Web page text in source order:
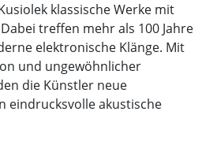
klassische Werke mit
treffen mehr als 100 Jahre
elektronische Klänge. Mit
und ungewöhnlicher
die Künstler neue
eindrucksvolle akustische